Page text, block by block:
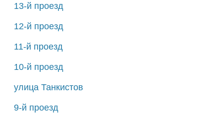
13-й проезд
12-й проезд
11-й проезд
10-й проезд
улица Танкистов
9-й проезд